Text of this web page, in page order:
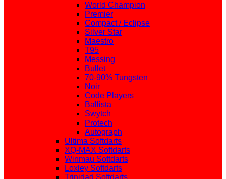
World Champion
Premier
Compact / Eclipse
Silver Star
Maestro
T95
Messing
Bullet
70-90% Tungsten
Noir
Code Players
Ballista
Swytch
Protech
Autograph
Ultima Softdarts
XQ-MAX Softdarts
Winmau Softdarts
Loxley Softdarts
Trinidad Softdarts